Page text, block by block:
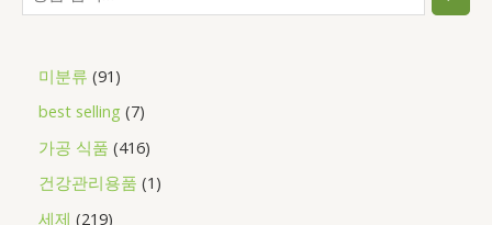
미분류 91
best selling 7
가공 식품 416
건강관리용품 1
세제 219